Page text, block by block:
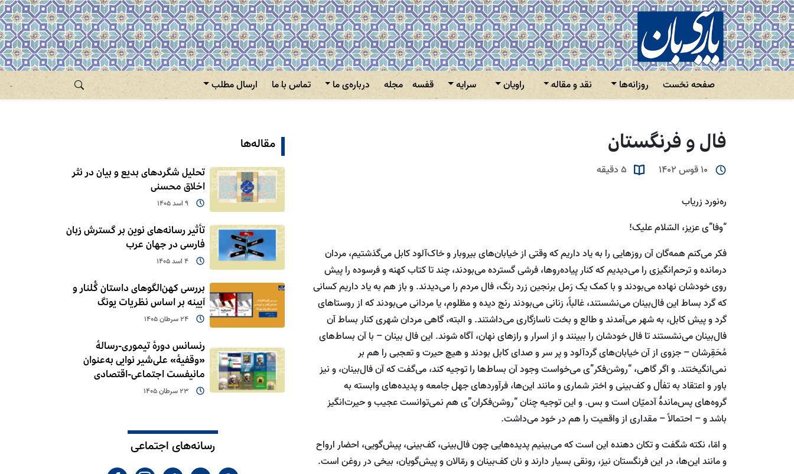
صفحه نخست روزانه‌ها نقد و مقاله راویان سرایه قفسه مجله درباره‌ی ما تماس با ما ارسال مطلب
فال و فرنگستان
10 قوس 1402 5 دقیقه
ره‌نورد زریاب
“وفا”ی عزیز، السّلام علیک!
فکر می‌کنم همه‌گان آن روز‌هایی را به یاد داریم که وقتی از خیابان‌های بیروبار و خاک‌آلود کابل می‌گذشتیم، مردان
درمانده و ترحم‌انگیزی را می‌دیدیم که کنار پیاده‌رو‌ها، فرشی گسترده می‌بودند، چند تا کتاب کهنه و فرسوده را پیش
روی خودشان نهاده می‌بودند و با کمک یک رَمل برنجین زرد رنگ، فال مردم را می‌دیدند. و باز هم به یاد داریم کسانی
که گرد بساط این فال‌بینان می‌نشستند، غالباً، زنانی می‌بودند رنج دیده و مظلوم، یا مردانی می‌بودند که از روستا‌های
گرد و پیش کابل، به شهر می‌آمدند و طالع و بخت ناسازگاری می‌داشتند. و البته، گاهی مردان شهری کنار بساط آن
فال‌بینان می‌نشستند تا فال خودشان را ببینند و از اسرار و راز‌های نهان، آگاه شوند. این فال بینان – با آن بساط‌های
مُحَقِرشان – جزوی از آن خیابان‌های گردآلود و پر سر و صدای کابل بودند و هیچ حیرت و تعجبی را هم بر
نمی‌انگیختند. و اگر گاهی، “روشن‌فکر”ی می‌خواست وجود آن بساط‌ها را توجیه کند، می‌گفت که آن فال‌بینان، و نیز
باور و اعتقاد به تفاُل و کف‌بینی و اختر شماری و مانند این‌ها، فرآورد‌های جهل جامعه و پدیده‌های وابسته به
گروه‌های پس‌ماندۀ آدمیّان است و بس. و این توجیه چنان “روشن‌فکران”ی هم نمی‌توانست عجیب و حیرت‌انگیز
باشد و – احتمالاً – مقداری از واقعیت را هم در خود می‌داشت.
و امّا، نکته شگفت و تکان دهنده این است که می‌بینیم پدیده‌هایی چون فال‌بینی، کف‌بینی، پیش‌گویی، احضار ارواح
و مانند این‌ها، در این فرنگستان نیز، رونقی بسیار دارند و نان کف‌بینان و رمّالان و پیش‌گویان، بیخی در روغن است.
مقاله‌ها
تحلیل شگردهای بدیع و بیان در نثر
اخلاق محسنی
9 اسد 1405
تأثیر رسانه‌های نوین بر گسترش زبان
فارسی در جهان عرب
4 اسد 1405
بررسی کهن‌الگوهای داستان گُلنار و
آیینه بر اساس نظریات یونگ
24 سرطان 1405
رنسانس دورۀ تیموری-رسالۀ
«وقفیۀ» علی‌شیر نوایی به‌عنوان
مانیفست اجتماعی-اقتصادی
23 سرطان 1405
رسانه‌های اجتماعی